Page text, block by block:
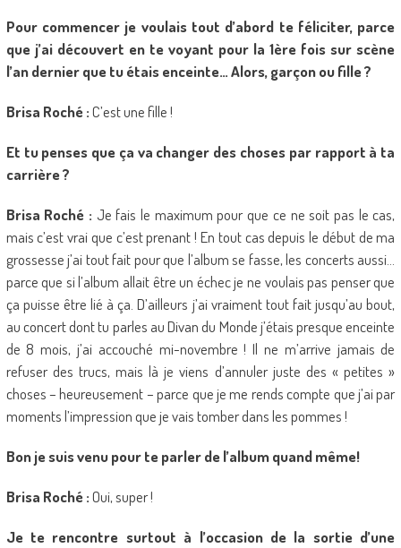
Pour commencer je voulais tout d’abord te féliciter, parce
que j’ai découvert en te voyant pour la 1ère fois sur scène
l’an dernier que tu étais enceinte… Alors, garçon ou fille ?
Brisa Roché :C’est une fille !
Et tu penses que ça va changer des choses par rapport à ta
carrière ?
Brisa Roché : Je fais le maximum pour que ce ne soit pas le cas,
mais c’est vrai que c’est prenant ! En tout cas depuis le début de ma
grossesse j’ai tout fait pour que l’album se fasse, les concerts aussi…
parce que si l’album allait être un échec je ne voulais pas penser que
ça puisse être lié à ça. D’ailleurs j’ai vraiment tout fait jusqu’au bout,
au concert dont tu parles au Divan du Monde j’étais presque enceinte
de 8 mois, j’ai accouché mi-novembre ! Il ne m’arrive jamais de
refuser des trucs, mais là je viens d’annuler juste des « petites »
choses – heureusement – parce que je me rends compte que j’ai par
moments l’impression que je vais tomber dans les pommes !
Bon je suis venu pour te parler de l’album quand même!
Brisa Roché :Oui, super !
Je te rencontre surtout à l’occasion de la sortie d’une